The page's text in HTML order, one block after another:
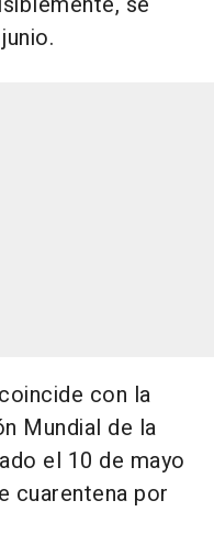
con la
Mundial de la
el 10 de mayo
cuarentena por